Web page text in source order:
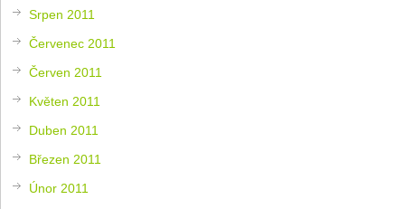
Srpen 2011
Červenec 2011
Červen 2011
Květen 2011
Duben 2011
Březen 2011
Únor 2011